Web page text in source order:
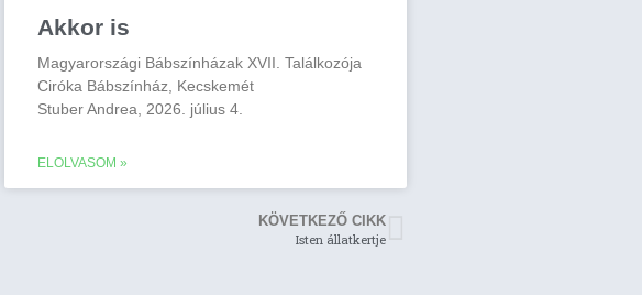
Akkor is
Magyarországi Bábszínházak XVII. Találkozója
Ciróka Bábszínház, Kecskemét
Stuber Andrea, 2026. július 4.
ELOLVASOM »
KÖVETKEZŐ CIKK
Isten állatkertje